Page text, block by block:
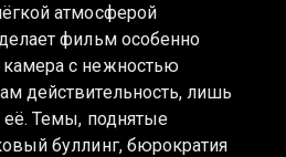
атмосферой
фильм особенно
с нежностью
действительность, лишь
её. Темы, поднятые
буллинг, бюрократия